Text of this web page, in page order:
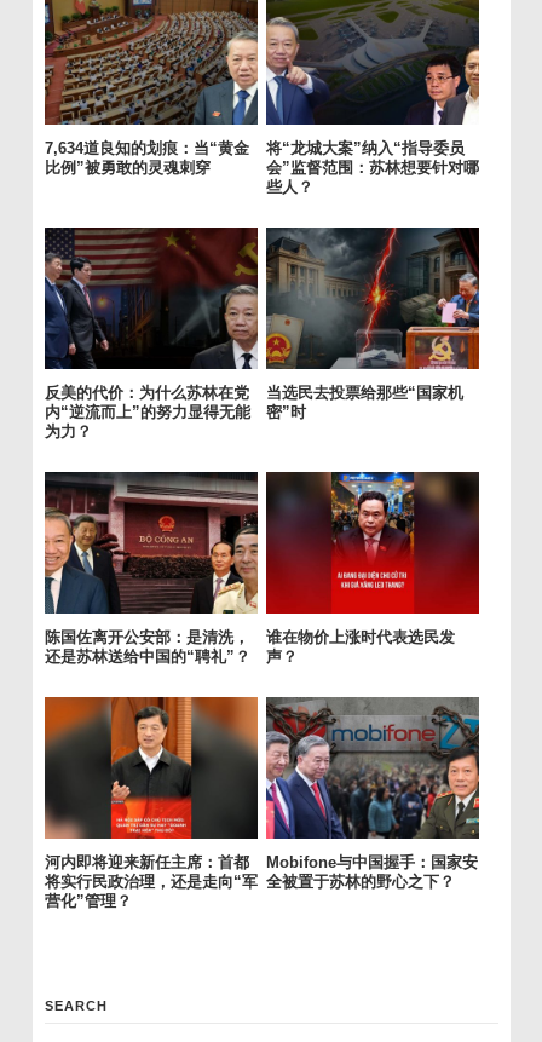
7,634道良知的划痕：当“黄金
比例”被勇敢的灵魂刺穿
将“龙城大案”纳入“指导委员
会”监督范围：苏林想要针对哪
些人？
反美的代价：为什么苏林在党
内“逆流而上”的努力显得无能
为力？
当选民去投票给那些“国家机
密”时
陈国佐离开公安部：是清洗，
还是苏林送给中国的“聘礼”？
谁在物价上涨时代表选民发
声？
河内即将迎来新任主席：首都
将实行民政治理，还是走向“军
营化”管理？
Mobifone与中国握手：国家安
全被置于苏林的野心之下？
SEARCH